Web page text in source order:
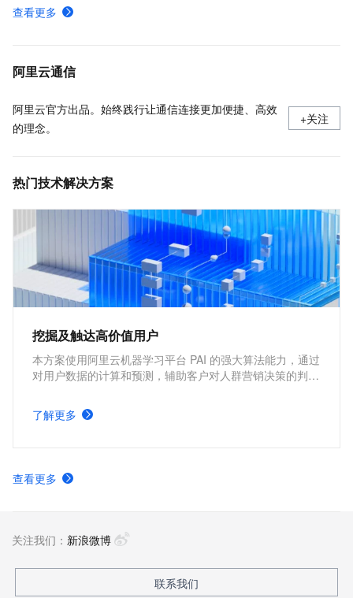
申请短信签名
查看更多
阿里云通信
阿里云官方出品。始终践行让通信连接更加便捷、高效
的理念。
+关注
热门技术解决方案
挖掘及触达高价值用户
本方案使用阿里云机器学习平台 PAI 的强大算法能力，通过
对用户数据的计算和预测，辅助客户对人群营销决策的判
景，帮助客户降低成本，提高效率，客户可通过短信的方式
触达用户，完成营销触达的全链路操作。
了解更多
查看更多
关注我们： 新浪微博
联系我们